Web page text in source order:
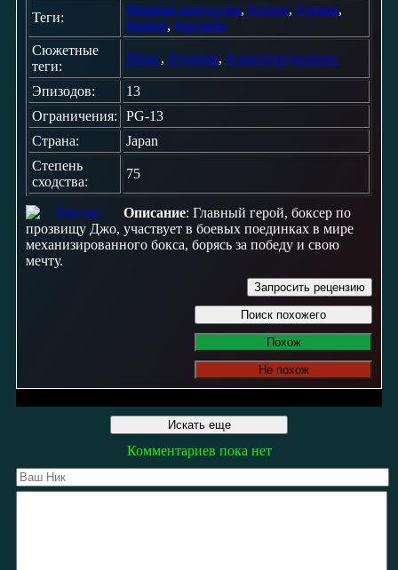
Теги:
#боевые искусства, #спорт, #драма,
#робот, #дружба
Сюжетные
теги:
#бокс, #турнир, #самоопределение
Эпизодов:
13
Ограничения:
PG-13
Страна:
Japan
Степень
сходства:
75
Описание: Главный герой, боксер по
прозвищу Джо, участвует в боевых поединках в мире
механизированного бокса, борясь за победу и свою
мечту.
Запросить рецензию
Поиск похожего
Похож
Не похож
Искать еще
Комментариев пока нет